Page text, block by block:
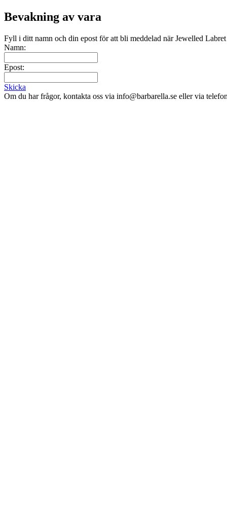
Bevakning av vara
Fyll i ditt namn och din epost för att bli meddelad när Jewelled
Namn:
Epost:
Skicka
Om du har frågor, kontakta oss via info@barbarella.se eller via